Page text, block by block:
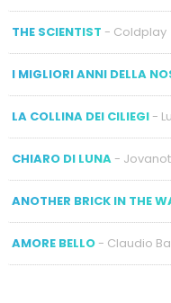
THE SCIENTIST - Coldplay
I MIGLIORI ANNI DELLA
LA COLLINA DEI CILIEGI-
CHIARO DI LUNA-
ANOTHER BRICK IN THE
AMORE BELLO- Claudio